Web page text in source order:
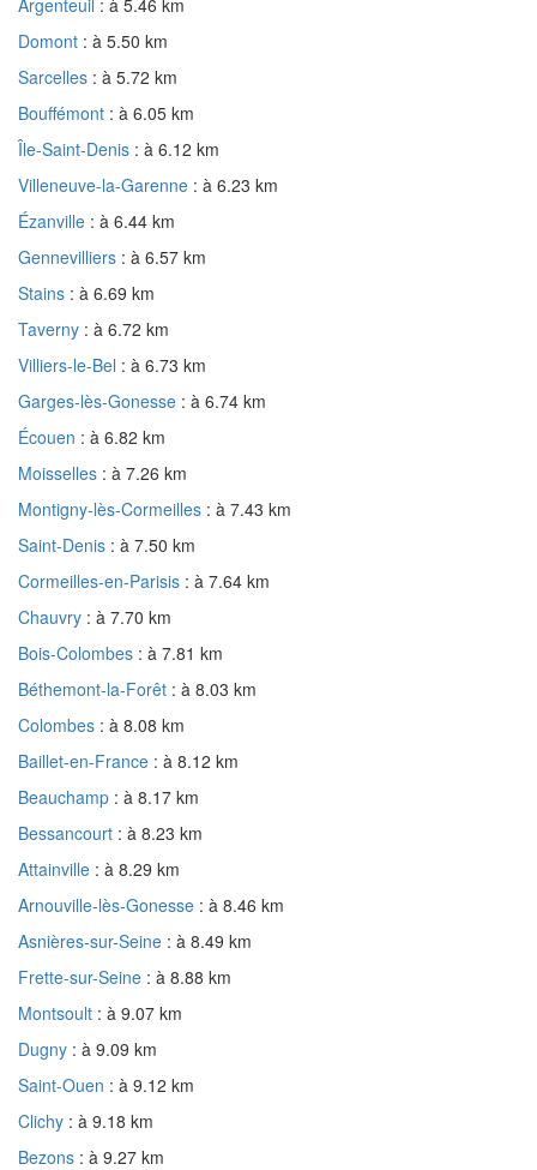
Domont : à 5.50 km
Sarcelles : à 5.72 km
Bouffémont : à 6.05 km
Île-Saint-Denis : à 6.12 km
Villeneuve-la-Garenne : à 6.23 km
Ézanville : à 6.44 km
Gennevilliers : à 6.57 km
Stains : à 6.69 km
Taverny : à 6.72 km
Villiers-le-Bel : à 6.73 km
Garges-lès-Gonesse : à 6.74 km
Écouen : à 6.82 km
Moisselles : à 7.26 km
Montigny-lès-Cormeilles : à 7.43 km
Saint-Denis : à 7.50 km
Cormeilles-en-Parisis : à 7.64 km
Chauvry : à 7.70 km
Bois-Colombes : à 7.81 km
Béthemont-la-Forêt : à 8.03 km
Colombes : à 8.08 km
Baillet-en-France : à 8.12 km
Beauchamp : à 8.17 km
Bessancourt : à 8.23 km
Attainville : à 8.29 km
Arnouville-lès-Gonesse : à 8.46 km
Asnières-sur-Seine : à 8.49 km
Frette-sur-Seine : à 8.88 km
Montsoult : à 9.07 km
Dugny : à 9.09 km
Saint-Ouen : à 9.12 km
Clichy : à 9.18 km
Bezons : à 9.27 km